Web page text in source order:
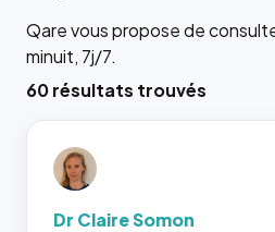
Qare vous propose de
minuit, 7j/7.
60 résultats trouvés
Dr Claire Somon